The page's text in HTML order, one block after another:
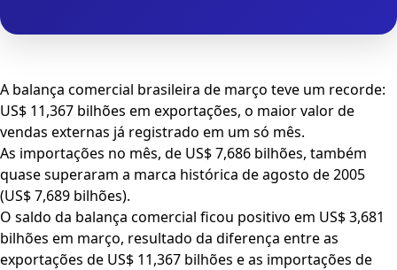
A balança comercial brasileira de março teve um recorde:
US$ 11,367 bilhões em exportações, o maior valor de
vendas externas já registrado em um só mês.
As importações no mês, de US$ 7,686 bilhões, também
quase superaram a marca histórica de agosto de 2005
(US$ 7,689 bilhões).
O saldo da balança comercial ficou positivo em US$ 3,681
bilhões em março, resultado da diferença entre as
exportações de US$ 11,367 bilhões e as importações de